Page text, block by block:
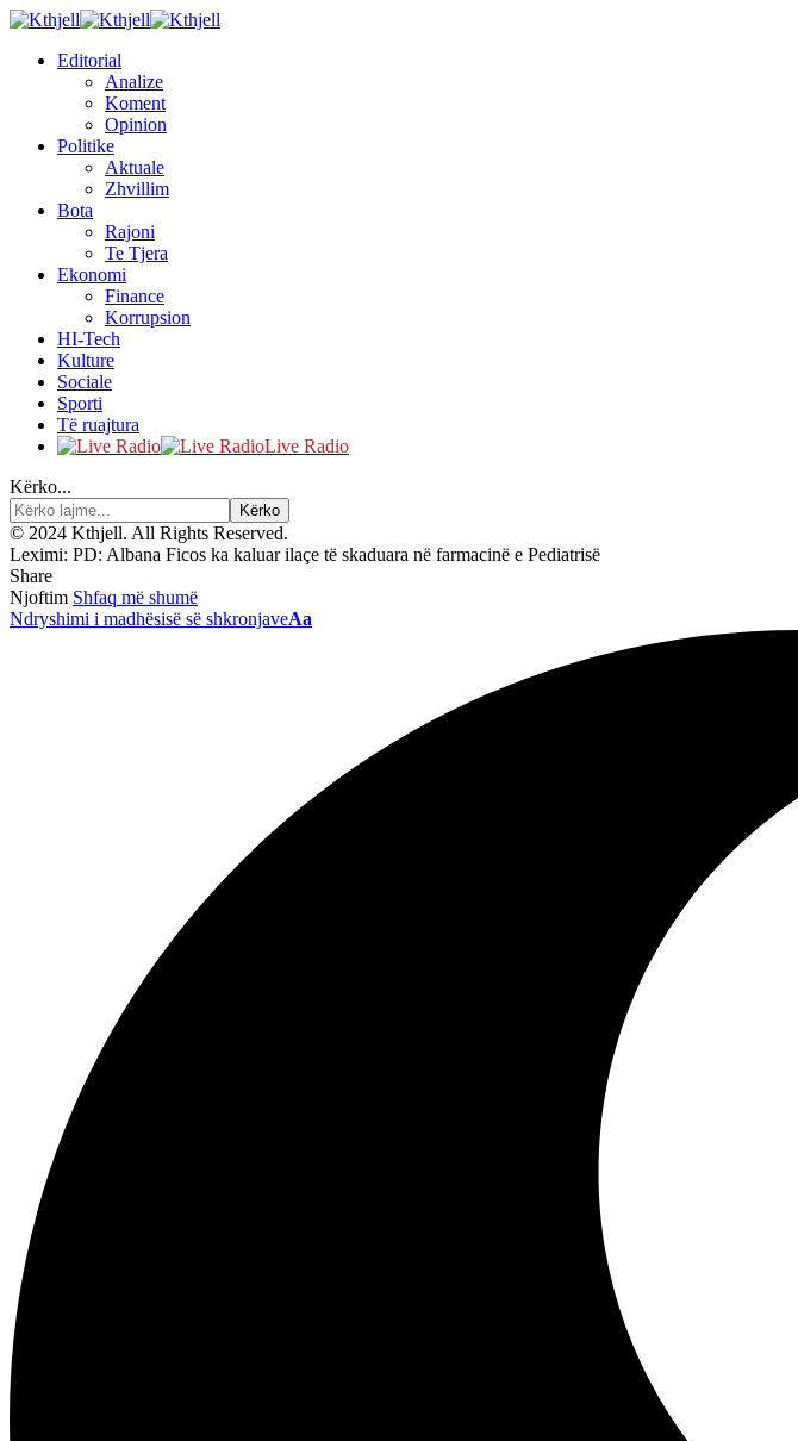
Editorial
Analize
Koment
Opinion
Politike
Aktuale
Zhvillim
Bota
Rajoni
Te Tjera
Ekonomi
Finance
Korrupsion
HI-Tech
Kulture
Sociale
Sporti
Të ruajtura
Live Radio
Kërko...
© 2024 Kthjell. All Rights Reserved.
Leximi: PD: Albana Ficos ka kaluar ilaçe të skaduara në farmacinë e Pediatrisë
Share
Njoftim Shfaq më shumë
Ndryshimi i madhësisë së shkronjaveAa